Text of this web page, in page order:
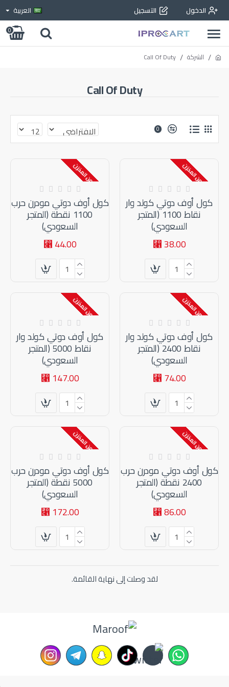
الدخول التسجيل العربية
0
الشركة Call Of Duty
Call Of Duty
0
متوفر بالمخزون
إنتهى من المخزن
كول أوف دوتي كولد وار
نقاط 1100 (المتجر
السعودي)
38.00 ⃁
متوفر بالمخزون
إنتهى من المخزن
كول أوف دوتي مودرن حرب
1100 نقطة (المتجر
السعودي)
44.00 ⃁
متوفر بالمخزون
إنتهى من المخزن
كول أوف دوتي كولد وار
نقاط 2400 (المتجر
السعودي)
74.00 ⃁
متوفر بالمخزون
إنتهى من المخزن
كول أوف دوتي كولد وار
نقاط 5000 (المتجر
السعودي)
147.00 ⃁
متوفر بالمخزون
إنتهى من المخزن
كول أوف دوتي مودرن حرب
2400 نقطة (المتجر
السعودي)
86.00 ⃁
متوفر بالمخزون
إنتهى من المخزن
كول أوف دوتي مودرن حرب
5000 نقطة (المتجر
السعودي)
172.00 ⃁
لقد وصلت إلى نهاية القائمة.